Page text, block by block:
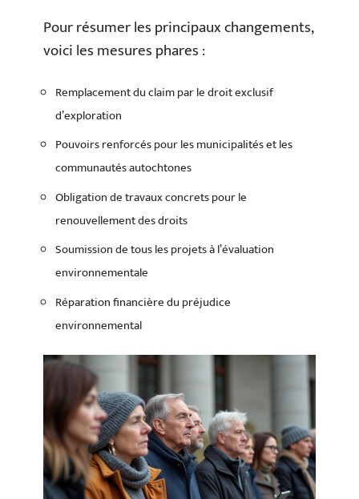
Pour résumer les principaux changements,
voici les mesures phares :
Remplacement du claim par le droit exclusif
d’exploration
Pouvoirs renforcés pour les municipalités et les
communautés autochtones
Obligation de travaux concrets pour le
renouvellement des droits
Soumission de tous les projets à l’évaluation
environnementale
Réparation financière du préjudice
environnemental